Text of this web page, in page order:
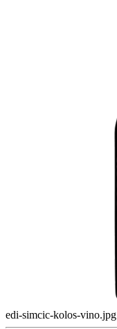
edi-simcic-kolos-vino.jpg